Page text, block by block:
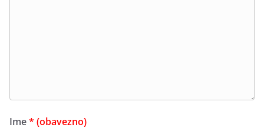
Ime* (obavezno)